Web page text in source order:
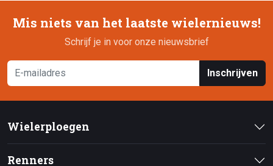
Mis niets van het laatste wielernieuws!
Schrijf je in voor onze nieuwsbrief
Inschrijven
Wielerploegen
Renners